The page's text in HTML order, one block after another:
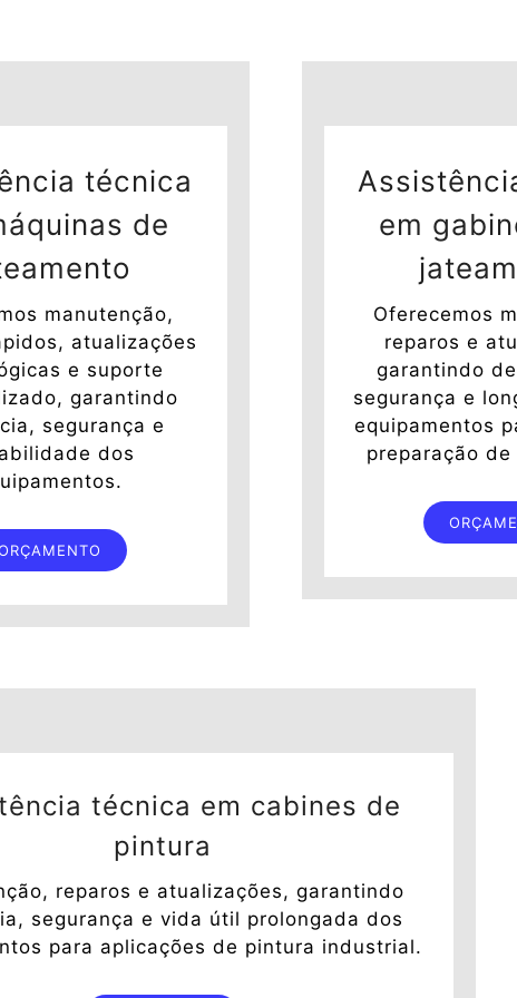
técnica
de
manutenção,
atualizações
e suporte
garantindo
segurança e
dos
em
Oferecemos
reparos e
garantindo
segurança e
equipamentos
preparação
técnica em cabines de
pintura
reparos e atualizações, garantindo
segurança e vida útil prolongada dos
para aplicações de pintura industrial.